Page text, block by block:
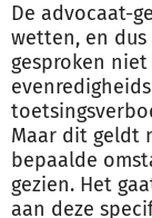
De advocaat-
wetten, en
gesproken
Maar dit geldt
bepaalde
gezien. Het
aan deze